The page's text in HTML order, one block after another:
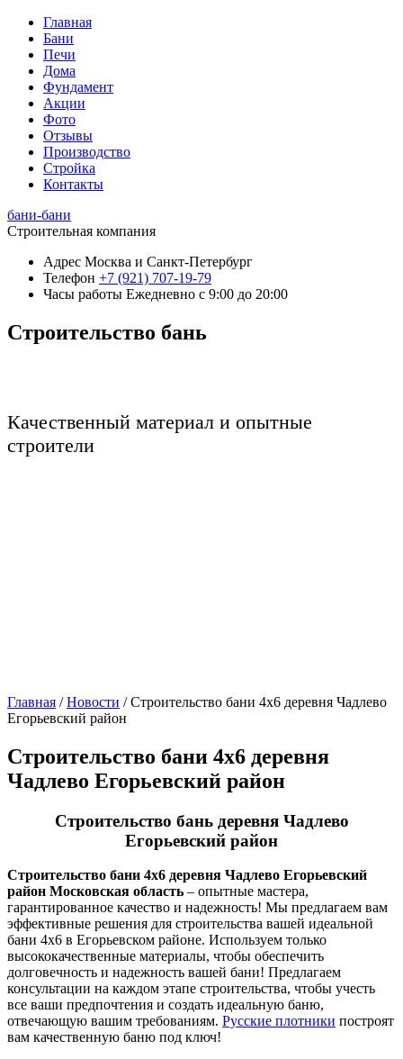
Главная
Бани
Печи
Дома
Фундамент
Акции
Фото
Отзывы
Производство
Стройка
Контакты
бани-бани
Строительная компания
Адрес Москва и Санкт-Петербург
Телефон +7 (921) 707-19-79
Часы работы Ежедневно с 9:00 до 20:00
Строительство бань
Качественный материал и опытные
строители
Главная /Новости /Строительство бани 4х6 деревня Чадлево
Егорьевский район
Строительство бани 4х6 деревня
Чадлево Егорьевский район
Строительство бань деревня Чадлево
Егорьевский район
Строительство бани 4х6 деревня Чадлево Егорьевский
район Московская область – опытные мастера,
гарантированное качество и надежность! Мы предлагаем вам
эффективные решения для строительства вашей идеальной
бани 4х6 в Егорьевском районе. Используем только
высококачественные материалы, чтобы обеспечить
долговечность и надежность вашей бани! Предлагаем
консультации на каждом этапе строительства, чтобы учесть
все ваши предпочтения и создать идеальную баню,
отвечающую вашим требованиям. Русские плотники построят
вам качественную баню под ключ!